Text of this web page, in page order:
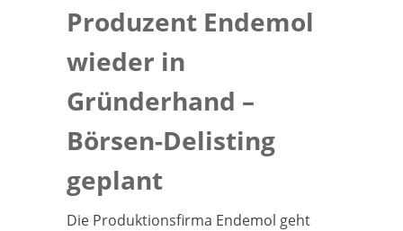
Produzent Endemol
wieder in
Gründerhand –
Börsen-Delisting
geplant
Die Produktionsfirma Endemol geht